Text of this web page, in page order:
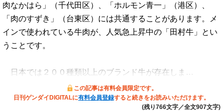
肉なかはら」（千代田区）、「ホルモン青一」（港区）、
「肉のすずき」（台東区）には共通することがあります。メ
インで使われている牛肉が、人気急上昇中の「田村牛」とい
うことです。
日本では２００種類以上のブランド牛が存在しま…
この記事は有料会員限定です。
日刊ゲンダイDIGITALに有料会員登録すると続きをお読みいただけます。
(残り766文字／全文907文字)